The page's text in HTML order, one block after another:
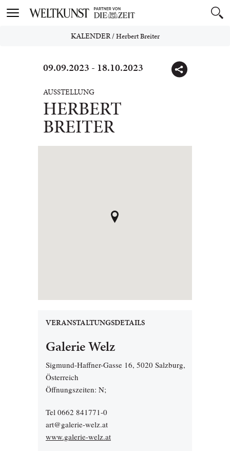
Toggle
KALENDER/Herbert Breiter
09.09.2023 - 18.10.2023
AUSSTELLUNG
HERBERT
BREITER
VERANSTALTUNGSDETAILS
Galerie Welz
Sigmund-Haffner-Gasse 16, 5020 Salzburg,
Österreich
Öffnungszeiten: N;
Tel 0662 841771-0
art@galerie-welz.at
www.galerie-welz.at